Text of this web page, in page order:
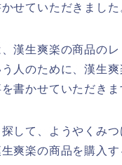
せていただきました
漢生爽楽の商品のレ
人のために、漢生爽
書かせていただきま
して、ようやくみつ
爽楽の商品を購入す